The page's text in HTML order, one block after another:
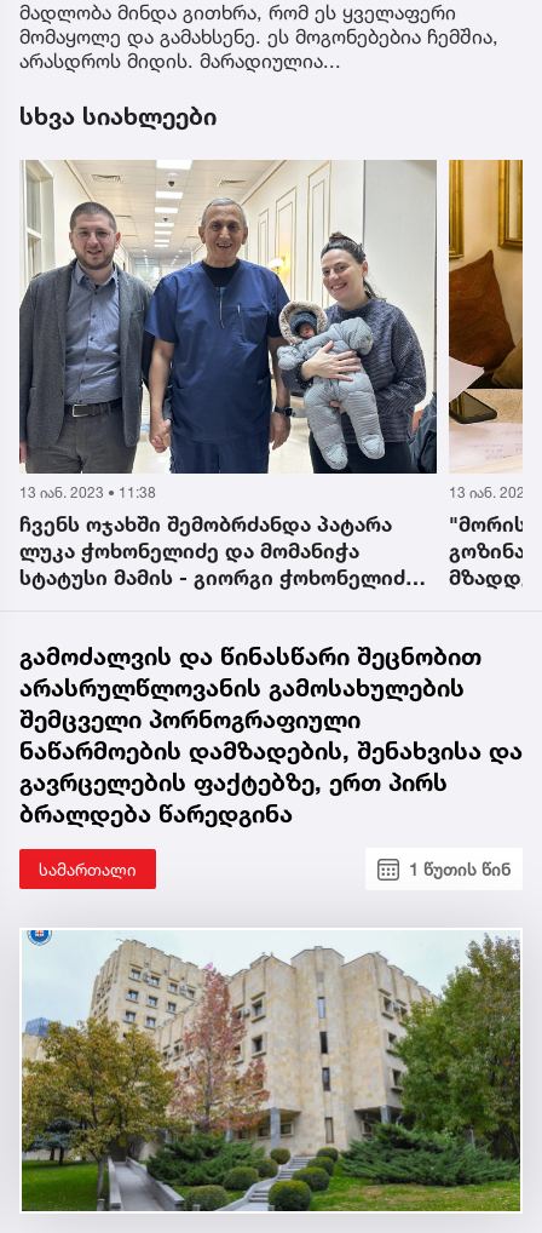
მადლობა მინდა გითხრა, რომ ეს ყველაფერი
მომაყოლე და გამახსენე. ეს მოგონებებია ჩემშია,
არასდროს მიდის. მარადიულია...
სხვა სიახლეები
13 იან. 2023 • 14:58
"მორისი ამბობდა, რატომ არ შეიძლება
გოზინაყი მთელი წელი
მზადდებოდესო" - ბასა ფოცხიშვილი
12 იან. 2023
უნდა
გამოძალვის და წინასწარი შეცნობით
არასრულწლოვანის გამოსახულების
შემცველი პორნოგრაფიული
ნაწარმოების დამზადების, შენახვისა და
გავრცელების ფაქტებზე, ერთ პირს
ბრალდება წარედგინა
სამართალი 1 წუთის წინ